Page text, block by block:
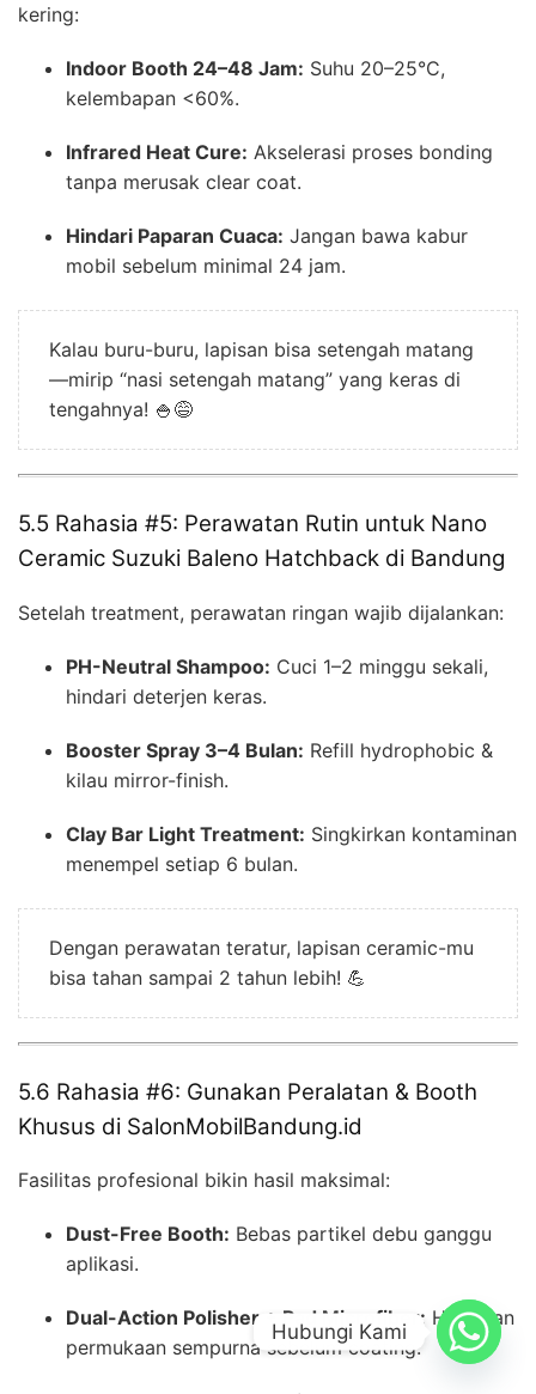
kering:
Indoor Booth 24–48 Jam: Suhu 20–25°C,
kelembapan <60%.
Infrared Heat Cure: Akselerasi proses bonding
tanpa merusak clear coat.
Hindari Paparan Cuaca: Jangan bawa kabur
mobil sebelum minimal 24 jam.
Kalau buru-buru, lapisan bisa setengah matang
—mirip “nasi setengah matang” yang keras di
tengahnya! 🍚😅
5.5 Rahasia #5: Perawatan Rutin untuk Nano
Ceramic Suzuki Baleno Hatchback di Bandung
Setelah treatment, perawatan ringan wajib dijalankan:
PH-Neutral Shampoo: Cuci 1–2 minggu sekali,
hindari deterjen keras.
Booster Spray 3–4 Bulan: Refill hydrophobic &
kilau mirror-finish.
Clay Bar Light Treatment: Singkirkan kontaminan
menempel setiap 6 bulan.
Dengan perawatan teratur, lapisan ceramic-mu
bisa tahan sampai 2 tahun lebih! 💪
5.6 Rahasia #6: Gunakan Peralatan & Booth
Khusus di SalonMobilBandung.id
Fasilitas profesional bikin hasil maksimal:
Dust-Free Booth: Bebas partikel debu ganggu
aplikasi.
Dual-Action Polisher + Pad Microfiber: Haluskan
permukaan sempurna sebelum coating.
Hubungi Kami